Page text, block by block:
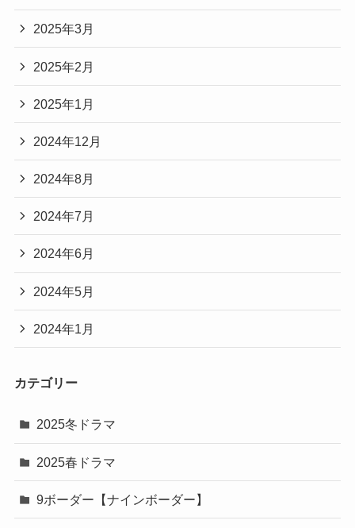
2025年3月
2025年2月
2025年1月
2024年12月
2024年8月
2024年7月
2024年6月
2024年5月
2024年1月
カテゴリー
2025冬ドラマ
2025春ドラマ
9ボーダー【ナインボーダー】